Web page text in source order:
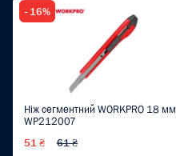
- 16%
Ніж сегментний WORKPRO 18 мм
WP212007
51 ₴ 61 ₴